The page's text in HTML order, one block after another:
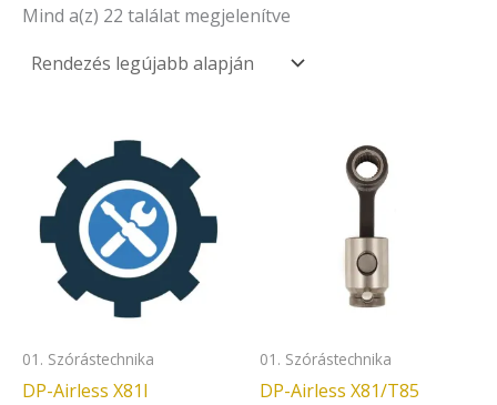
Mind a(z) 22 találat megjelenítve
01. Szórástechnika
DP-Airless X81l
01. Szórástechnika
DP-Airless X81/T85